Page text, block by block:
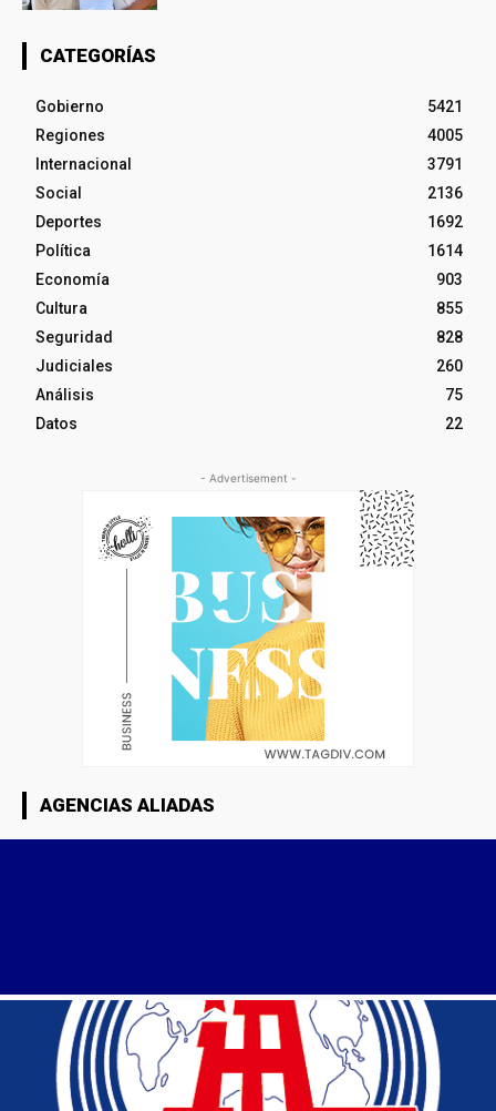
CATEGORÍAS
Gobierno
5421
Regiones
4005
Internacional
3791
Social
2136
Deportes
1692
Política
1614
Economía
903
Cultura
855
Seguridad
828
Judiciales
260
Análisis
75
Datos
22
- Advertisement -
AGENCIAS ALIADAS